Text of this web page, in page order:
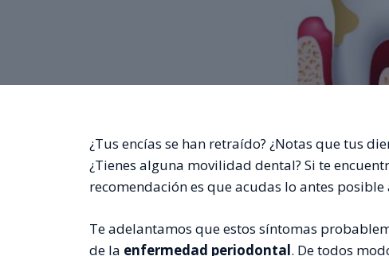
¿Tus encías se han retraído? ¿Notas que tus
¿Tienes alguna movilidad dental? Si te
recomendación es que acudas lo antes posible
Te adelantamos que estos síntomas
de la enfermedad periodontal. De todos